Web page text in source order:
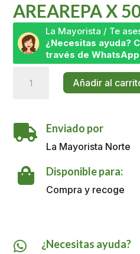
AREAREPA X
La Mayorista / Te
¿Necesitas ayuda?
través de
Maiz
x
500
cantidad
Añadir al
 Enviado por
La Mayorista Norte
 Disponible para:
Compra y recoge
 ¿Necesitas ayuda?